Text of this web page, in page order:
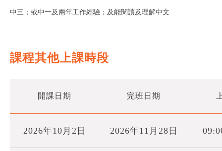
中三；或中一及兩年工作經驗；及能閱讀及理解中文
課程其他上課時段
開課日期 完班日期
2026年10月2日 2026年11月28日